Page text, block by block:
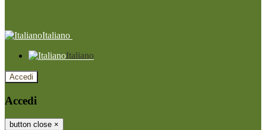
Italiano
Italiano
Accedi
Accedi
button close ×